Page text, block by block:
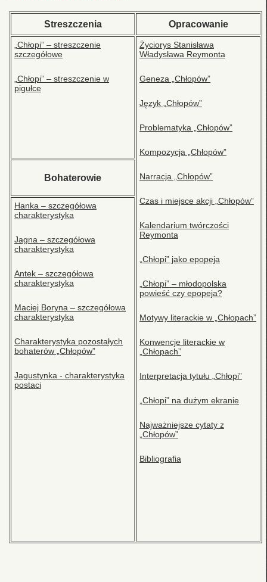
Streszczenia Opracowanie
„Chłopi” – streszczenie
szczegółowe
„Chłopi” – streszczenie w
pigułce
Życiorys Stanisława
Władysława Reymonta
Geneza „Chłopów”
Język „Chłopów”
Problematyka „Chłopów”
Kompozycja „Chłopów”
Narracja „Chłopów”
Czas i miejsce akcji „Chłopów”
Kalendarium twórczości
Reymonta
„Chłopi” jako epopeja
„Chłopi” – młodopolska
powieść czy epopeja?
Motywy literackie w „Chłopach”
Konwencje literackie w
„Chłopach”
Interpretacja tytułu „Chłopi”
„Chłopi” na dużym ekranie
Najważniejsze cytaty z
„Chłopów”
Bibliografia
Bohaterowie
Hanka – szczegółowa
charakterystyka
Jagna – szczegółowa
charakterystyka
Antek – szczegółowa
charakterystyka
Maciej Boryna – szczegółowa
charakterystyka
Charakterystyka pozostałych
bohaterów „Chłopów”
Jagustynka - charakterystyka
postaci